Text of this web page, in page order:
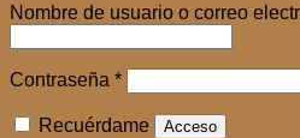
Nombre de usuario o correo
Contraseña *Obligatorio
Recuérdame Acceso